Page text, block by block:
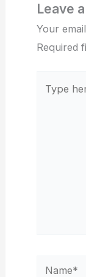
Leave
Your
Required
here..
Name*